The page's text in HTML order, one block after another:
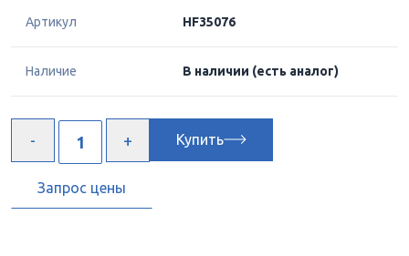
Артикул HF35076
Наличие В наличии (есть аналог)
Купить
Запрос цены